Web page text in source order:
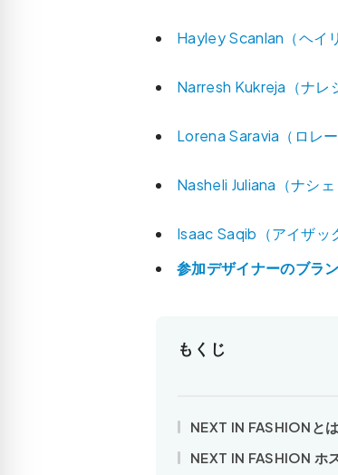
Hayley Scanlan（ヘイ
Narresh Kukreja（ナレ
Lorena Saravia（ロレー
Nasheli Juliana（ナシェ
Isaac Saqib（アイザッ
参加デザイナーのブラ
もくじ
NEXT IN FASHIONとは
NEXT IN FASHION ホ